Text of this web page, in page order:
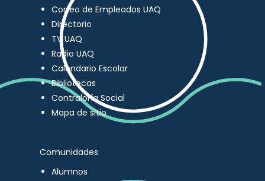
Correo de Empleados UAQ
Directorio
TV UAQ
Radio UAQ
Calendario Escolar
Bibliotecas
Contraloría Social
Mapa de sitio
Comunidades
Alumnos